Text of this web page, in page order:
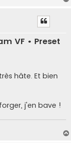
VF • Preset
hâte. Et bien
j'en bave !